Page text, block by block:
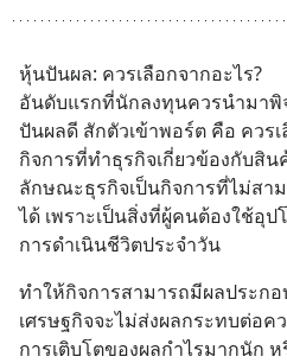
หุ้นปันผล: ควรเลือกจากอะไร?
อันดับแรกที่นักลงทุนควรนำมา
ปันผลดี สักตัวเข้าพอร์ต คือ ควร
กิจการที่ทำธุรกิจเกี่ยวข้องกับสิ
ลักษณะธุรกิจเป็นกิจการที่ไม่ส
ได้ เพราะเป็นสิ่งที่ผู้คนต้องใช้อุ
การดำเนินชีวิตประจำวัน
ทำให้กิจการสามารถมีผลประก
เศรษฐกิจจะไม่ส่งผลกระทบต่อค
การเติบโตของผลกำไรมากนัก